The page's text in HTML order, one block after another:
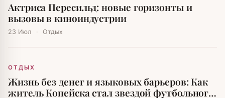
Актриса Пересильд: новые горизонты и
вызовы в киноиндустрии
23 Июл · Отдых
ОТДЫХ
Жизнь без денег и языковых барьеров: Как
житель Копейска стал звездой футбольного